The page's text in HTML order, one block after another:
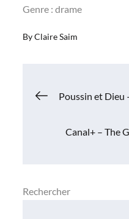
Genre : drame
ByClaire Saim
Poussin et Dieu
Canal+ – The
Rechercher